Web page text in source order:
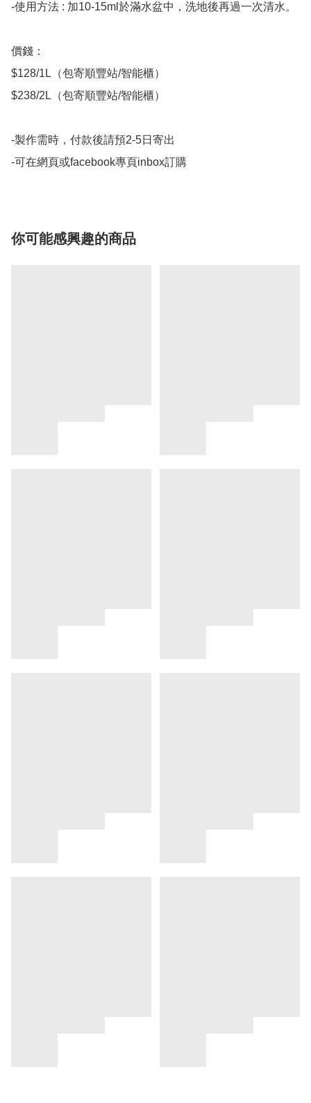
-使用方法 : 加10-15ml於滿水盆中，洗地後再過一次清水。
價錢：
$128/1L（包寄順豐站/智能櫃）
$238/2L（包寄順豐站/智能櫃）
-製作需時，付款後請預2-5日寄出
你可能感興趣的商品